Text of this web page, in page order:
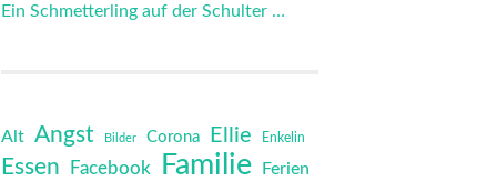
Ein Schmetterling auf der Schulter …
Alt Angst Bilder Corona Ellie Enkelin
Essen Facebook Familie Ferien